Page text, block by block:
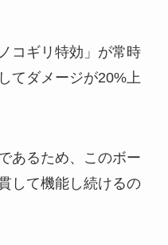
コギリ特効」が常時
てダメージが20%上
あるため、このボー
して機能し続けるの